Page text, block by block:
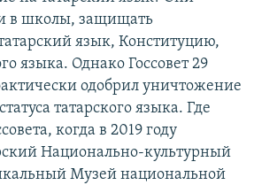
в школы, защищать
язык, Конституцию,
языка. Однако Госсовет 29
одобрил уничтожение
татарского языка. Где
когда в 2019 году
Национально-культурный
Музей национальной